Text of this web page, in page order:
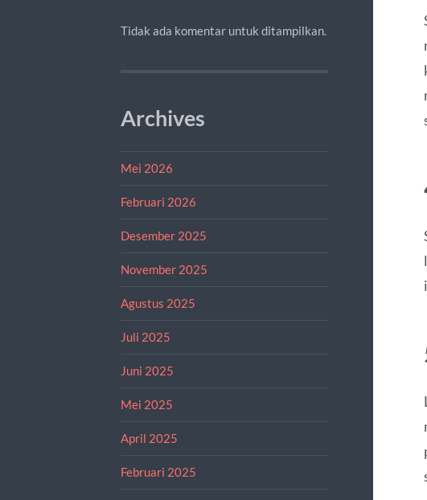
Tidak ada komentar untuk ditampilkan.
Archives
Mei 2026
Februari 2026
Desember 2025
November 2025
Agustus 2025
Juli 2025
Juni 2025
Mei 2025
April 2025
Februari 2025